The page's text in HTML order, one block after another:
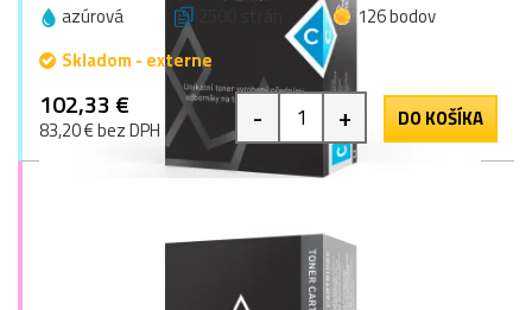
azúrová
126 bodov
Skladom - externe
102,33 €
83,20 € bez DPH - + DO KOŠÍKA